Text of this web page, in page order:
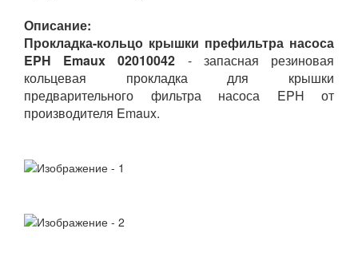
Описание:
Прокладка-кольцо крышки префильтра насоса
EPH Emaux 02010042 - запасная резиновая
кольцевая прокладка для крышки
предварительного фильтра насоса EPH от
производителя Emaux.